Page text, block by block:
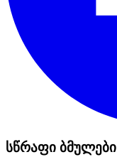
სწრაფი ბმულები